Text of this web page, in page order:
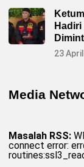
23
Media
Masalah RSS:
connect error: